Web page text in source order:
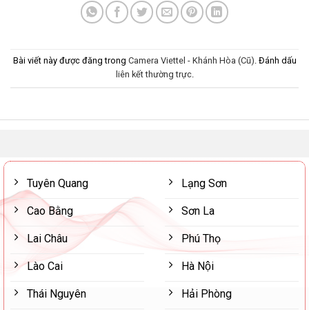
Bài viết này được đăng trong Camera Viettel - Khánh Hòa (Cũ). Đánh dấu
liên kết thường trực.
Tuyên Quang
Cao Bằng
Lai Châu
Lào Cai
Thái Nguyên
Lạng Sơn
Sơn La
Phú Thọ
Hà Nội
Hải Phòng